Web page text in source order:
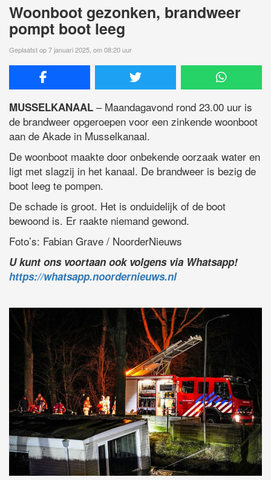
Woonboot gezonken, brandweer
pompt boot leeg
Geplaatst op 7 januari 2025, om 08:20 uur
MUSSELKANAAL – Maandagavond rond 23.00 uur is
de brandweer opgeroepen voor een zinkende woonboot
aan de Akade in Musselkanaal.
De woonboot maakte door onbekende oorzaak water en
ligt met slagzij in het kanaal. De brandweer is bezig de
boot leeg te pompen.
De schade is groot. Het is onduidelijk of de boot
bewoond is. Er raakte niemand gewond.
Foto’s: Fabian Grave / NoorderNieuws
U kunt ons voortaan ook volgens via Whatsapp!
https://whatsapp.noordernieuws.nl